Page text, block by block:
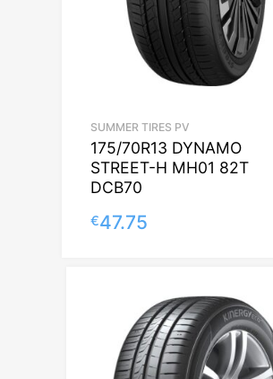
SUMMER TIRES PV
175/70R13 DYNAMO
STREET-H MH01 82T
DCB70
€47.75